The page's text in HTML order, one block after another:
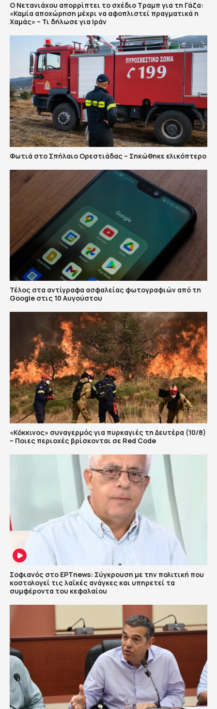
Ο Νετανιάχου απορρίπτει το σχέδιο Τραμπ για τη Γάζα:
«Καμία αποχώρηση μέχρι να αφοπλιστεί πραγματικά η
Χαμάς» – Τι δήλωσε για Ιράν
Φωτιά στο Σπήλαιο Ορεστιάδας – Σηκώθηκε ελικόπτερο
Τέλος στα αντίγραφα ασφαλείας φωτογραφιών από τη
Google στις 10 Αυγούστου
«Κόκκινος» συναγερμός για πυρκαγιές τη Δευτέρα (10/8)
– Ποιες περιοχές βρίσκονται σε Red Code
Σοφιανός στο ΕΡΤnews: Σύγκρουση με την πολιτική που
κοστολογεί τις λαϊκές ανάγκες και υπηρετεί τα
συμφέροντα του κεφαλαίου